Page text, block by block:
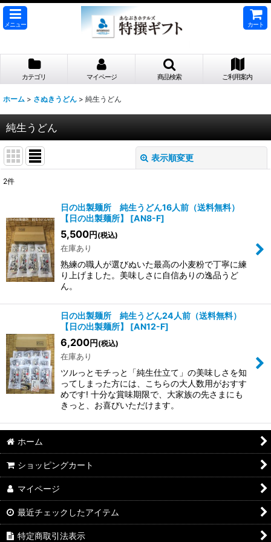
メニュー カート
カテゴリ マイページ 商品検索 ご利用案内
ホーム > さぬきうどん > 純生うどん
純生うどん
表示順変更
並び順:
2件
日の出製麺所 純生うどん16人前（送料無料）
【日の出製麺所】
[AN8-F]
5,500円 (税込)
在庫あり
熟練の職人が選びぬいた最高の小麦粉で丁寧に練
り上げました。美味しさに自信ありの逸品うど
ん。
日の出製麺所 純生うどん24人前（送料無料）
【日の出製麺所】
[AN12-F]
6,200円 (税込)
在庫あり
ツルっとモチっと「純生仕立て」の美味しさを知
ってしまった方には、こちらの大人数用がおすす
めです! 十分な賞味期限で、大家族の先さまにも
きっと、お喜びいただけます。
ホーム
ショッピングカート
マイページ
最近チェックしたアイテム
特定商取引法表示